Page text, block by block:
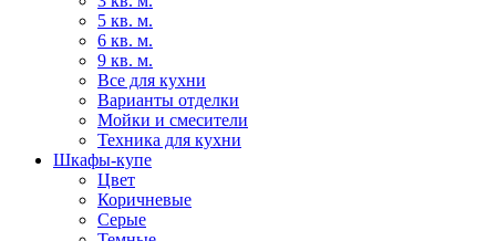
5 кв. м.
6 кв. м.
9 кв. м.
Все для кухни
Варианты отделки
Мойки и смесители
Техника для кухни
Шкафы-купе
Цвет
Коричневые
Серые